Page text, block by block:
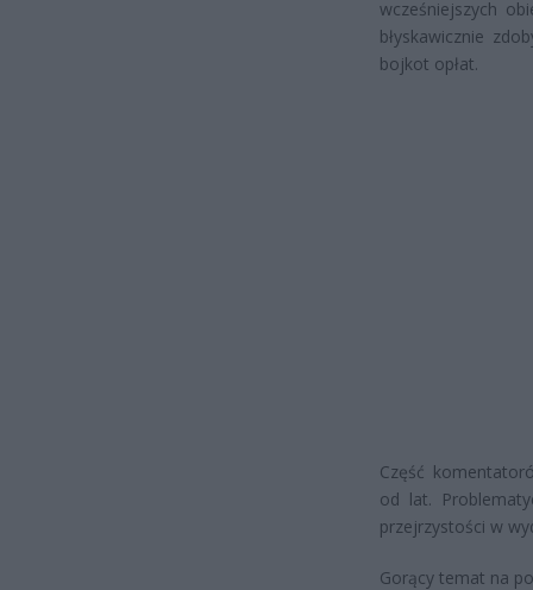
wcześniejszych
błyskawicznie
bojkot opłat.
Część
od lat.
przejrzystości w
Gorący temat na